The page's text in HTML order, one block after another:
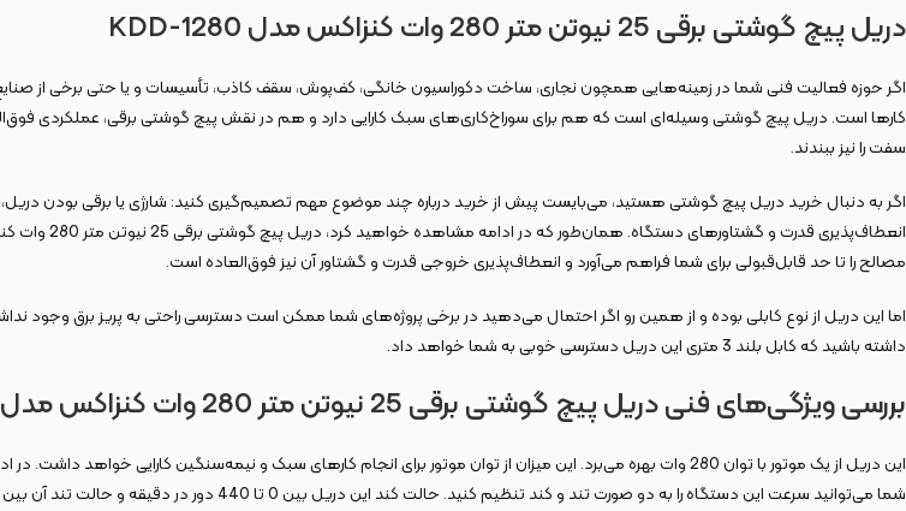
دریل پیچ گوشتی برقی 25 نیوتن متر 280 وات کنزاکس مدل KDD-1280
اگر حوزه فعالیت فنی شما در زمینه‌هایی همچون نجاری، ساخت دکوراسیون خانگی، کف‌پوش، سقف کاذب، تأسیسات و یا حتی برخی از صنایع
کارها است. دریل پیچ‌ گوشتی وسیله‌ای است که هم برای سوراخ‌کاری‌های سبک کارایی دارد و هم در نقش پیچ گوشتی برقی، عملکردی
سفت را نیز ببندند.
اگر به دنبال خرید دریل پیچ گوشتی هستید، می‌بایست پیش از خرید درباره چند موضوع مهم تصمیم‌گیری کنید: شارژی یا برقی بودن
مصالح را تا حد قابل‌قبولی برای شما فراهم می‌آورد و انعطاف‌پذیری خروجی قدرت و گشتاور آن نیز فوق‌العاده است.
اما این دریل از نوع کابلی بوده و از همین رو اگر احتمال می‌دهید در برخی پروژه‌های شما ممکن است دسترسی راحتی به پریز برق وجود
داشته باشید که کابل بلند 3 متری این دریل دسترسی خوبی به شما خواهد داد.
بررسی ویژگی‌های فنی دریل پیچ گوشتی برقی 25 نیوتن متر 280 وات کنزاکس مدل KDD-1280
این دریل از یک موتور با توان 280 وات بهره می‌برد. این میزان از توان موتور برای انجام کارهای سبک و نیمه‌سنگین کارایی خواهد داشت. در ادامه میزان قدرت این دستگاه در سوراخ‌کاری را ذکر خواهیم کرد.